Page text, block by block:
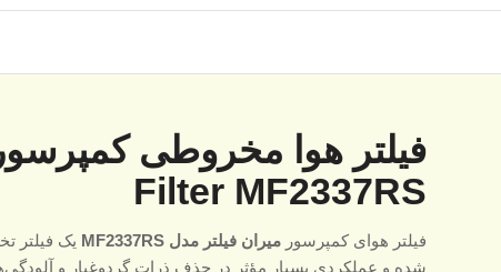
Filter MF2337RS
فیلتر هوای کمپرسور میران فیلتر مدل MF2337RS
یک فیلتر
شده و عملکردی بسیار مؤثر در حذف ذرات گردوغبار و